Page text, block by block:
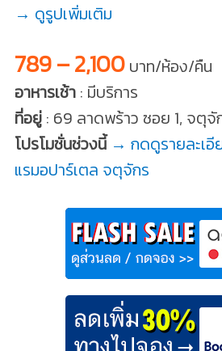
→ ดูรูปเพิ่มเติม
789 – 2,100บาท/ห้อง/คืน
อาหารเช้า: มีบริการ
ที่อยู่: 69 ลาดพร้าว ซอย 1, จตุจั
โปรโมชั่นช่วงนี้ → กดดูรายละเอี
แรมอปาร์เตล จตุจักร